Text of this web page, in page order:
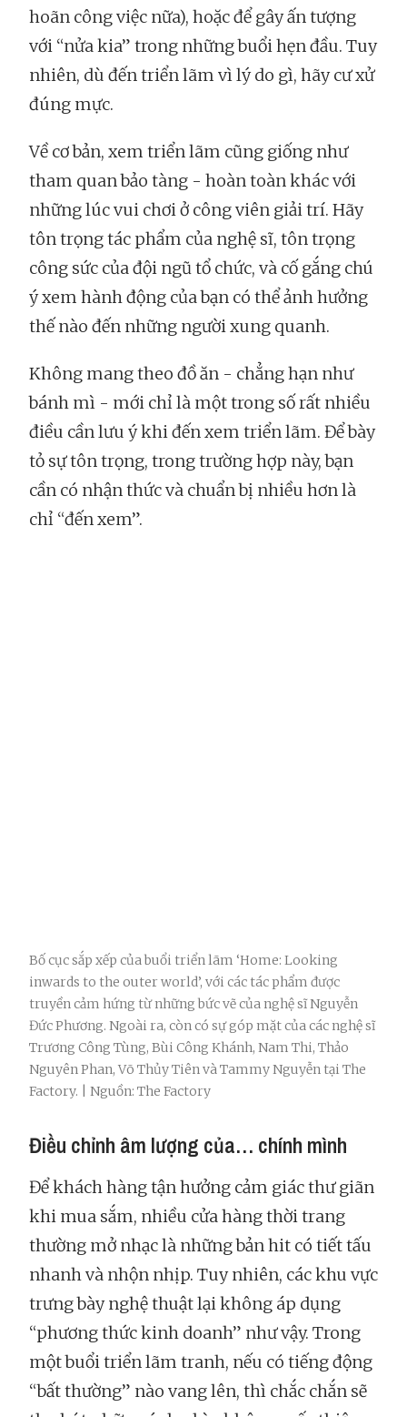
hoãn công việc nữa), hoặc để gây ấn tượng
với “nửa kia” trong những buổi hẹn đầu. Tuy
nhiên, dù đến triển lãm vì lý do gì, hãy cư xử
đúng mực.
Về cơ bản, xem triển lãm cũng giống như
tham quan bảo tàng - hoàn toàn khác với
những lúc vui chơi ở công viên giải trí. Hãy
tôn trọng tác phẩm của nghệ sĩ, tôn trọng
công sức của đội ngũ tổ chức, và cố gắng chú
ý xem hành động của bạn có thể ảnh hưởng
thế nào đến những người xung quanh.
Không mang theo đồ ăn - chẳng hạn như
bánh mì - mới chỉ là một trong số rất nhiều
điều cần lưu ý khi đến xem triển lãm. Để bày
tỏ sự tôn trọng, trong trường hợp này, bạn
cần có nhận thức và chuẩn bị nhiều hơn là
chỉ “đến xem”.
Bố cục sắp xếp của buổi triển lãm ‘Home: Looking
inwards to the outer world’, với các tác phẩm được
truyền cảm hứng từ những bức vẽ của nghệ sĩ Nguyễn
Đức Phương. Ngoài ra, còn có sự góp mặt của các nghệ sĩ
Trương Công Tùng, Bùi Công Khánh, Nam Thi, Thảo
Nguyên Phan, Võ Thủy Tiên và Tammy Nguyễn tại The
Factory. | Nguồn: The Factory
Điều chỉnh âm lượng của… chính mình
Để khách hàng tận hưởng cảm giác thư giãn
khi mua sắm, nhiều cửa hàng thời trang
thường mở nhạc là những bản hit có tiết tấu
nhanh và nhộn nhịp. Tuy nhiên, các khu vực
trưng bày nghệ thuật lại không áp dụng
“phương thức kinh doanh” như vậy. Trong
một buổi triển lãm tranh, nếu có tiếng động
“bất thường” nào vang lên, thì chắc chắn sẽ